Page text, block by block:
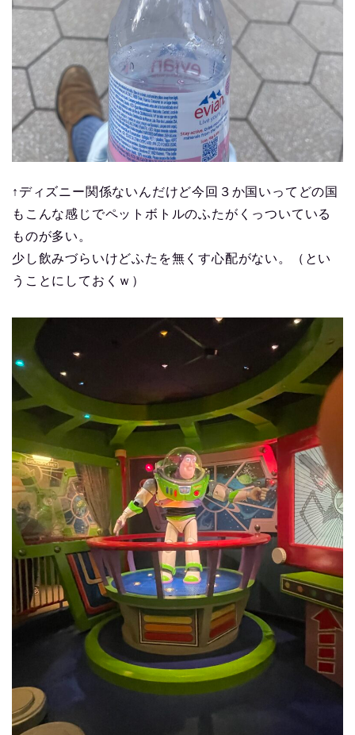
↑ディズニー関係ないんだけど今回３か国いってどの国
もこんな感じでペットボトルのふたがくっついている
ものが多い。
少し飲みづらいけどふたを無くす心配がない。（とい
うことにしておくｗ）